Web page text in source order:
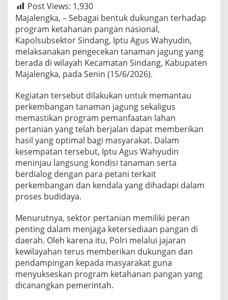
Post Views: 1,930
Majalengka, – Sebagai bentuk dukungan terhadap
program ketahanan pangan nasional,
Kapolsubsektor Sindang, Iptu Agus Wahyudin,
melaksanakan pengecekan tanaman jagung yang
berada di wilayah Kecamatan Sindang, Kabupaten
Majalengka, pada Senin (15/6/2026).
Kegiatan tersebut dilakukan untuk memantau
perkembangan tanaman jagung sekaligus
memastikan program pemanfaatan lahan
pertanian yang telah berjalan dapat memberikan
hasil yang optimal bagi masyarakat. Dalam
kesempatan tersebut, Iptu Agus Wahyudin
meninjau langsung kondisi tanaman serta
berdialog dengan para petani terkait
perkembangan dan kendala yang dihadapi dalam
proses budidaya.
Menurutnya, sektor pertanian memiliki peran
penting dalam menjaga ketersediaan pangan di
daerah. Oleh karena itu, Polri melalui jajaran
kewilayahan terus memberikan dukungan dan
pendampingan kepada masyarakat guna
menyukseskan program ketahanan pangan yang
dicanangkan pemerintah.